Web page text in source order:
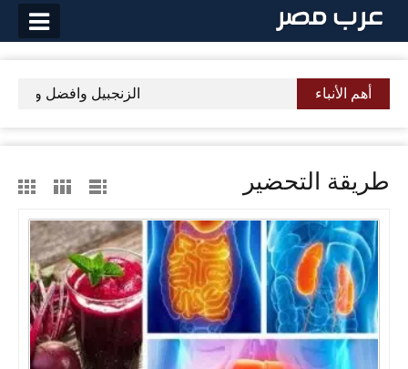
التخطي
أهم الأنباء الزنجبيل وافضل وصفه
طريقة التحضير